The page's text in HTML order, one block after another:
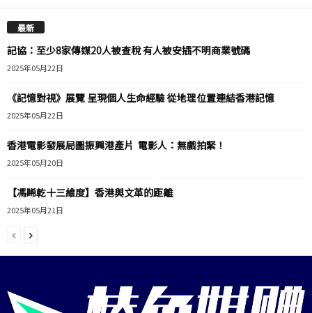
最新
記協：至少8家傳媒20人被查稅 有人被安插不明商業號碼
2025年05月22日
《記憶對視》展覽 呈現個人生命經驗 從地理位置連結香港記憶
2025年05月22日
香港電影發展局圖振興港產片 電影人：無戲拍緊！
2025年05月20日
【馮睎乾十三維度】香港與文革的距離
2025年05月21日